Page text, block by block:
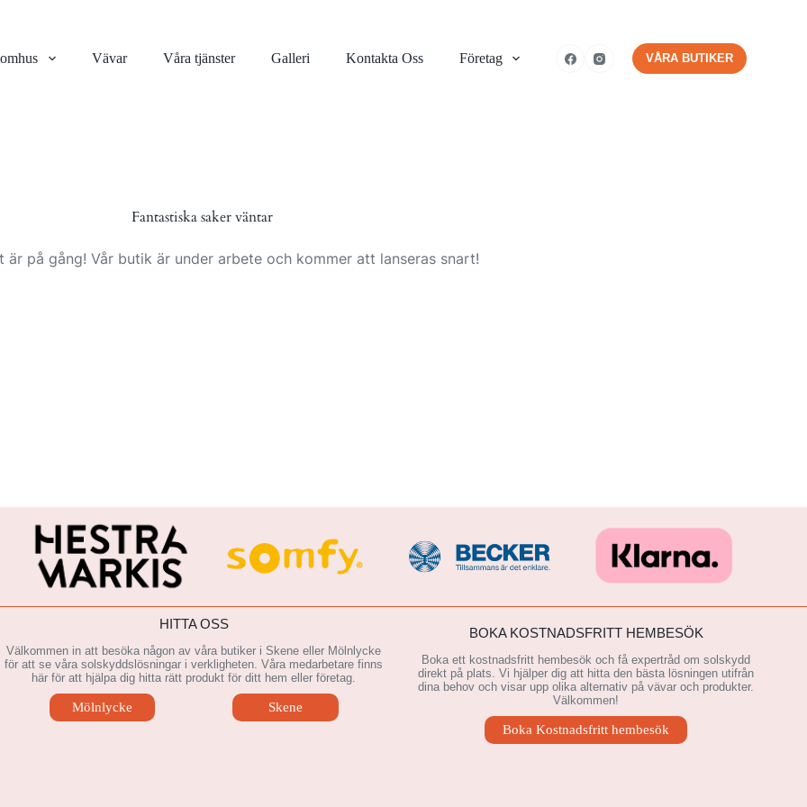
Vävar Våra tjänster Galleri Kontakta Oss Företag VÅRA BUTIKER
Fantastiska saker väntar
är på gång! Vår butik är under arbete och kommer att lanseras snart!
HITTA OSS
Välkommen in att besöka någon av våra butiker i Skene eller Mölnlycke
för att se våra solskyddslösningar i verkligheten. Våra medarbetare finns
här för att hjälpa dig hitta rätt produkt för ditt hem eller företag.
Mölnlycke Skene
BOKA KOSTNADSFRITT HEMBESÖK
Boka ett kostnadsfritt hembesök och få expertråd om solskydd
direkt på plats. Vi hjälper dig att hitta den bästa lösningen utifrån
dina behov och visar upp olika alternativ på vävar och produkter.
Välkommen!
Boka Kostnadsfritt hembesök